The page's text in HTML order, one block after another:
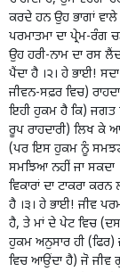
ਕਰਦੇ ਹਨ ਉਹ ਭਾਗਾਂ
ਪਰਮਾਤਮਾ ਦਾ ਪ੍ਰੇਮ-ਰੰਗ
ਉਹ ਹਰੀ-ਨਾਮ ਦਾ ਰਸ
ਪੈਂਦਾ ਹੈ ।੨। ਹੇ ਭਾਈ!
ਜੀਵਨ-ਸਫ਼ਰ ਵਿਚ)
ਇਹੀ ਹੁਕਮ ਹੈ ਕਿ) ਜਗਤ
ਰੂਪ ਰਾਹਦਾਰੀ) ਲਿਖ ਕੇ
(ਪਰ ਇਸ ਹੁਕਮ ਨੂੰ ਸਮਝਣ
ਸਮਝਿਆ ਨਹੀਂ ਜਾ
ਵਿਕਾਰਾਂ ਦਾ ਟਾਕਰਾ
ਹੈ ।੩। ਹੇ ਭਾਈ! ਜੀਵ
ਹੈ, ਤੇ ਮਾਂ ਦੇ ਪੇਟ ਵਿਚ (ਦਸ
ਹੁਕਮ ਅਨੁਸਾਰ ਹੀ
ਵਿਚ ਆਉਂਦਾ ਹੈ) ਜੋ ਜੀਵ